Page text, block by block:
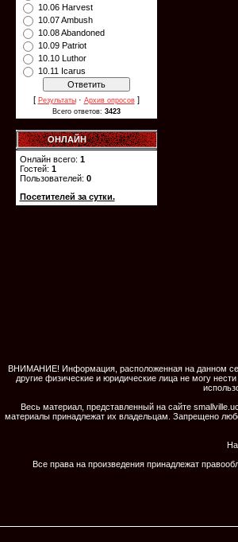
10.06 Harvest
10.07 Ambush
10.08 Abandoned
10.09 Patriot
10.10 Luthor
10.11 Icarus
[ Результаты· Архив опросов]
Всего ответов: 3423
ОНЛАЙН
Онлайн всего: 1
Гостей: 1
Пользователей: 0
Посетителей за сутки.
ВНИМАНИЕ! Информация, расположенная на данном
другие физические и юридические лица не могу
Весь материал, представленный на сайте
материалы принадлежат их владельцам. Запрещено
Все права на произведения принадлежат